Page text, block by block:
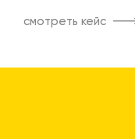
смотреть кейс